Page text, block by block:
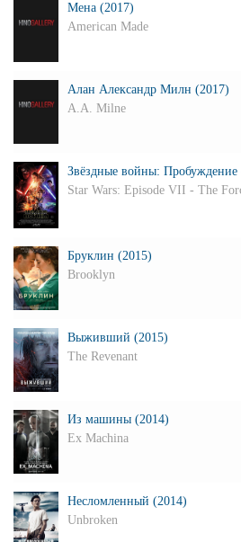
Мена (2017)
American Made
Алан Александр Милн (2017)
A.A. Milne
Звёздные войны: Пробуждение
Star Wars: Episode VII - The
Бруклин (2015)
Brooklyn
Выживший (2015)
The Revenant
Из машины (2014)
Ex Machina
Несломленный (2014)
Unbroken